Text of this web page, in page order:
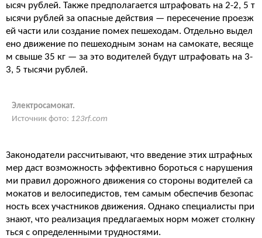
ысяч рублей. Также предполагается штрафовать на 2-2, 5 т
ысячи рублей за опасные действия — пересечение проезж
ей части или создание помех пешеходам. Отдельно выдел
ено движение по пешеходным зонам на самокате, весяще
м свыше 35 кг — за это водителей будут штрафовать на 3-
3, 5 тысячи рублей.
Электросамокат.
Источник фото: 123rf.com
Законодатели рассчитывают, что введение этих штрафных
мер даст возможность эффективно бороться с нарушения
ми правил дорожного движения со стороны водителей са
мокатов и велосипедистов, тем самым обеспечив безопас
ность всех участников движения. Однако специалисты при
знают, что реализация предлагаемых норм может столкну
ться с определенными трудностями.